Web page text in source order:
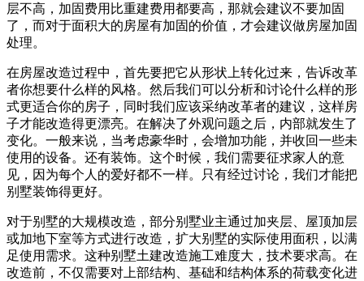
层不高，加固费用比重建费用都要高，那就会建议不要加固
了，而对于面积大的房屋有加固的价值，才会建议做房屋加固
处理。
在房屋改造过程中，首先要把它从形状上转化过来，告诉改革
者你想要什么样的风格。然后我们可以分析和讨论什么样的形
式更适合你的房子，同时我们应该采纳改革者的建议，这样房
子才能改造得更漂亮。在解决了外观问题之后，内部就发生了
变化。一般来说，当考虑豪华时，会增加功能，并收回一些未
使用的设备。还有装饰。这个时候，我们需要征求家人的意
见，因为每个人的爱好都不一样。只有经过讨论，我们才能把
别墅装饰得更好。
对于别墅的大规模改造，部分别墅业主通过加夹层、屋顶加层
或加地下室等方式进行改造，扩大别墅的实际使用面积，以满
足使用需求。这种别墅土建改造施工难度大，技术要求高。在
改造前，不仅需要对上部结构、基础和结构体系的荷载变化进